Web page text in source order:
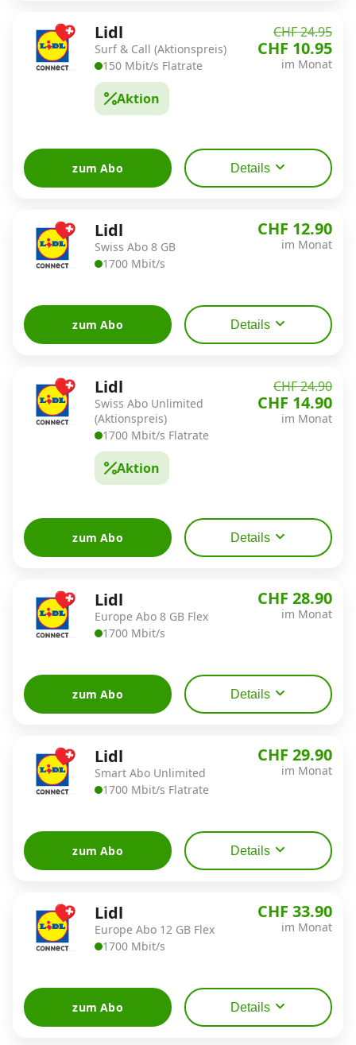
Datenschutz AGB ·Impressum
Lidl
Surf & Call (Aktionspreis)
150 Mbit/s Flatrate
Aktion
CHF 24.95
CHF 10.95
im Monat
zum Abo Details
Lidl
Swiss Abo 8 GB
1700 Mbit/s
CHF 12.90
im Monat
zum Abo Details
Lidl
Swiss Abo Unlimited
(Aktionspreis)
1700 Mbit/s Flatrate
Aktion
CHF 24.90
CHF 14.90
im Monat
zum Abo Details
Lidl
Europe Abo 8 GB Flex
1700 Mbit/s
CHF 28.90
im Monat
zum Abo Details
Lidl
Smart Abo Unlimited
1700 Mbit/s Flatrate
CHF 29.90
im Monat
zum Abo Details
Lidl
Europe Abo 12 GB Flex
1700 Mbit/s
CHF 33.90
im Monat
zum Abo Details